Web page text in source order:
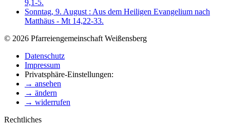
9,1-5.
Sonntag, 9. August : Aus dem Heiligen Evangelium nach
Matthäus - Mt 14,22-33.
© 2026 Pfarreiengemeinschaft Weißensberg
Datenschutz
Impressum
Privatsphäre-Einstellungen:
→ ansehen
→ ändern
→ widerrufen
Rechtliches